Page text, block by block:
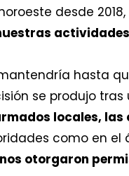
desde
hasta
se produjo
locales,
como en
otorgaron